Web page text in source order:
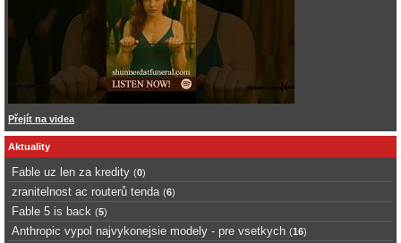
Přejít na videa
Aktuality
Fable uz len za kredity (0)
zranitelnost ac routerů tenda (6)
Fable 5 is back (5)
Anthropic vypol najvykonejsie modely - pre vsetkych (16)